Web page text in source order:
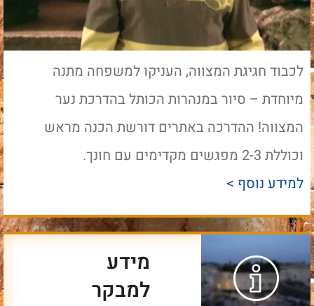
לכבוד חגיגת המצווה, העניקו למשפחה מתנה
מיוחדת – סיור במנהרות הכותל בהדרכת נער
המצווה! ההדרכה באתרים דורשת הכנה מראש
וכוללת 2-3 מפגשים מקדימים עם חונך.
למידע נוסף >
מידע
למבקר